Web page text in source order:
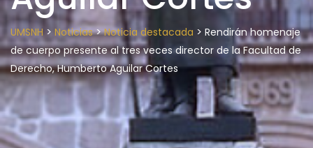
UMSNH > Noticias>Noticia destacada > Rendirán homenaje
de cuerpo presente al tres veces director de la Facultad de
Derecho, Humberto Aguilar Cortes